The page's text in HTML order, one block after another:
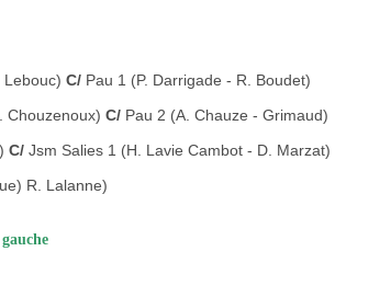
Lebouc) C/ Pau 1 (P. Darrigade - R. Boudet)
Chouzenoux) C/ Pau 2 (A. Chauze - Grimaud)
C/ Jsm Salies 1 (H. Lavie Cambot - D. Marzat)
R. Lalanne)